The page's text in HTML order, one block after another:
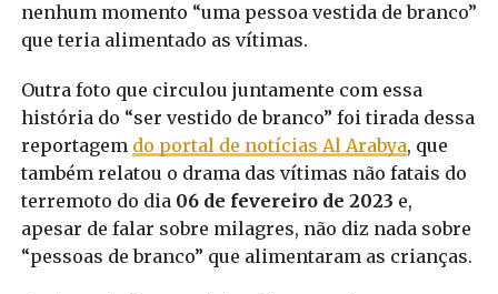
nenhum momento “uma pessoa vestida de branco”
que teria alimentado as vítimas.
Outra foto que circulou juntamente com essa
história do “ser vestido de branco” foi tirada dessa
reportagem do portal de notícias Al Arabya, que
também relatou o drama das vítimas não fatais do
terremoto do dia 06 de fevereiro de 2023 e,
apesar de falar sobre milagres, não diz nada sobre
“pessoas de branco” que alimentaram as crianças.